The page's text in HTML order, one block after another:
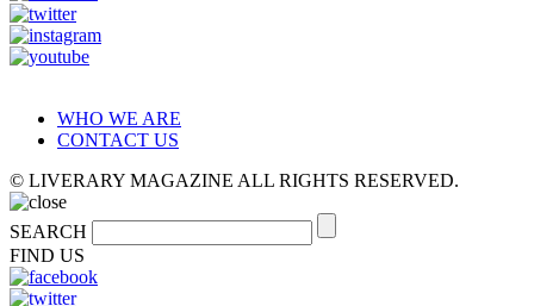
WHO WE ARE
CONTACT US
© LIVERARY MAGAZINE ALL RIGHTS RESERVED.
SEARCH
FIND US